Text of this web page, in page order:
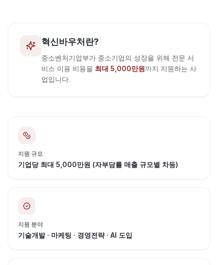
혁신바우처란?
중소벤처기업부가 중소기업의 성장을 위해 전문 서
비스 이용 비용을 최대 5,000만원까지 지원하는 사
업입니다.
지원 규모
기업당 최대 5,000만원 (자부담률 매출 규모별 차등)
지원 분야
기술개발 · 마케팅 · 경영전략 · AI 도입